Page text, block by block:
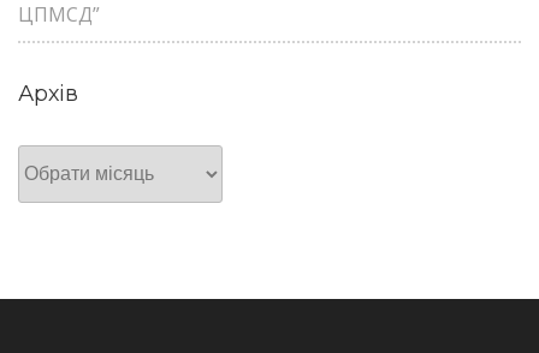
ЦПМСД”
Архів
Архів